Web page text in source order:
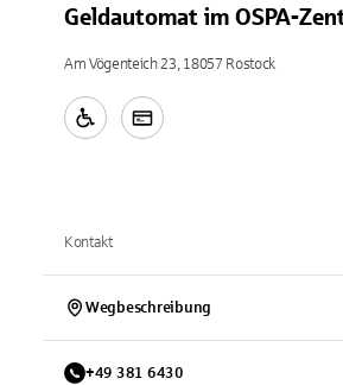
Geldautomat im OSPA-
Am Vögenteich 23, 18057 Rostock
Kontakt
Wegbeschreibung
+49 381 6430